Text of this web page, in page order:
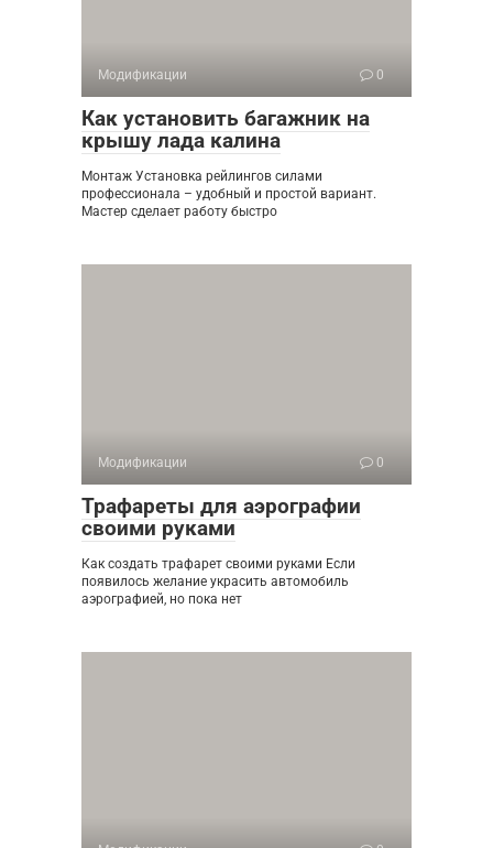
Модификации 0
Как установить багажник на
крышу лада калина
Монтаж Установка рейлингов силами
профессионала – удобный и простой вариант.
Мастер сделает работу быстро
Модификации 0
Трафареты для аэрографии
своими руками
Как создать трафарет своими руками Если
появилось желание украсить автомобиль
аэрографией, но пока нет